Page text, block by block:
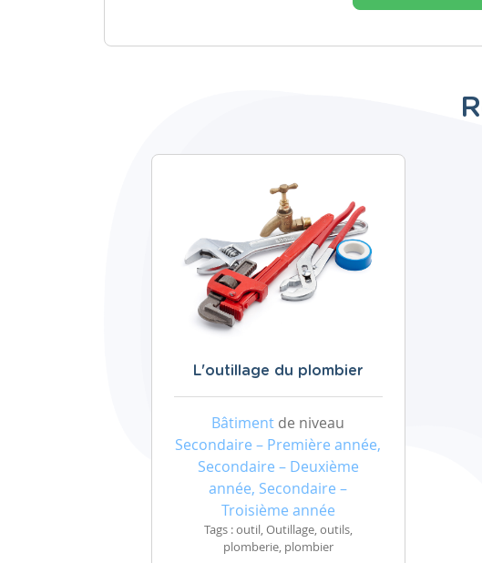
L'outillage du plombier
Bâtiment de niveau
Secondaire – Première année,
Secondaire – Deuxième
année, Secondaire –
Troisième année
Tags : outil, Outillage, outils,
plomberie, plombier